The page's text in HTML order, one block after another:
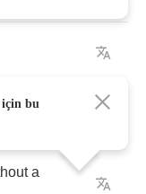
a
için bu